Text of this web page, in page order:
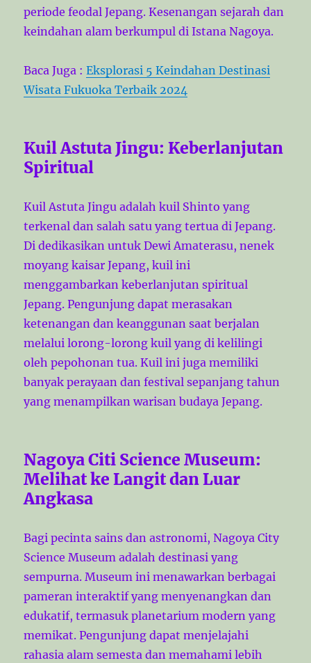
periode feodal Jepang. Kesenangan sejarah dan
keindahan alam berkumpul di Istana Nagoya.
Baca Juga :Eksplorasi 5 Keindahan Destinasi
Wisata Fukuoka Terbaik 2024
Kuil Astuta Jingu: Keberlanjutan
Spiritual
Kuil Astuta Jingu adalah kuil Shinto yang
terkenal dan salah satu yang tertua di Jepang.
Di dedikasikan untuk Dewi Amaterasu, nenek
moyang kaisar Jepang, kuil ini
menggambarkan keberlanjutan spiritual
Jepang. Pengunjung dapat merasakan
ketenangan dan keanggunan saat berjalan
melalui lorong-lorong kuil yang di kelilingi
oleh pepohonan tua. Kuil ini juga memiliki
banyak perayaan dan festival sepanjang tahun
yang menampilkan warisan budaya Jepang.
Nagoya Citi Science Museum:
Melihat ke Langit dan Luar
Angkasa
Bagi pecinta sains dan astronomi, Nagoya City
Science Museum adalah destinasi yang
sempurna. Museum ini menawarkan berbagai
pameran interaktif yang menyenangkan dan
edukatif, termasuk planetarium modern yang
memikat. Pengunjung dapat menjelajahi
rahasia alam semesta dan memahami lebih